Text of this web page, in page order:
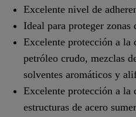
Excelente nivel de
Ideal para proteger
Excelente protección a la
petróleo crudo, mezclas
solventes aromáticos y
Excelente protección a la
estructuras de acero